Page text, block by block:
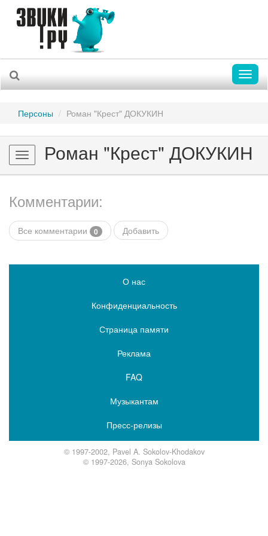
Персоны Роман "Крест" ДОКУКИН
Toggle
navigation
Роман "Крест" ДОКУКИН
Комментарии:
Все комментарии 0 Добавить
О нас
Конфиденциальность
Страница памяти
Реклама
FAQ
Музыкантам
Пресс-релизы
© 1997-2002, Pavel A. Sokolov-Khodakov
© 1997-2026, Sonya Sokolova